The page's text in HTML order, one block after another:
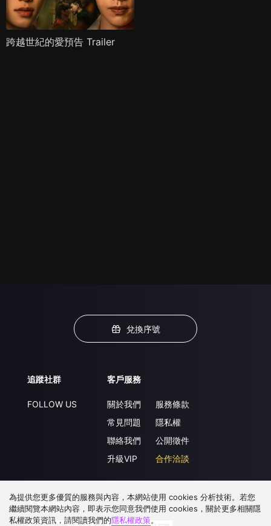
跨越世紀的愛預告 Trailer
兌換序號
追蹤社群
FOLLOW US
客戶服務
關於我們
常見問題
聯絡我們
升級VIP
服務條款
隱私權
公開徵件
合作洽談
下載 APP
為提供您更多優質的服務與內容，本網站使用 cookies 分析技術。若您
繼續閱覽本網站內容，即表示您同意我們使用 cookies，關於更多相關隱
私權政策資訊，請閱讀我們的隱私權政策。